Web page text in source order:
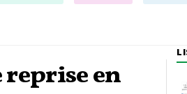
Bookclub
reprise en